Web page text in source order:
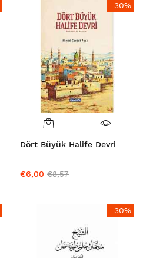
-30%
Dört Büyük Halife Devri
€6,00 €8,57
-30%